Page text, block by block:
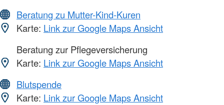
Beratung zu Mutter-Kind-Kuren
Karte: Link zur Google Maps Ansicht
Beratung zur Pflegeversicherung
Karte: Link zur Google Maps Ansicht
Blutspende
Karte: Link zur Google Maps Ansicht